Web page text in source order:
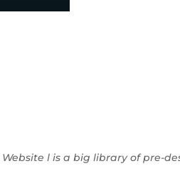
Website l is a big library of pre-